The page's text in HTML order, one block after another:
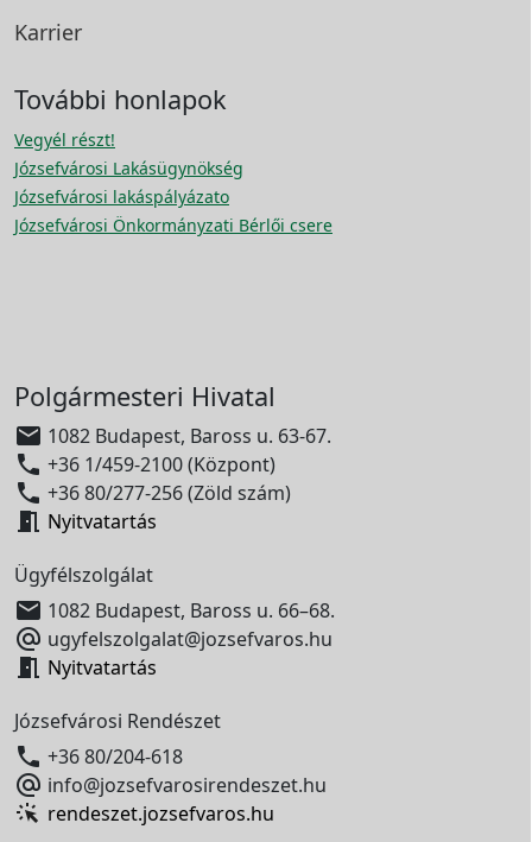
Karrier
További honlapok
Vegyél részt!
Józsefvárosi Lakásügynökség
Józsefvárosi lakáspályázato
Józsefvárosi Önkormányzati Bérlői csere
Polgármesteri Hivatal
 1082 Budapest, Baross u. 63-67.
 +36 1/459-2100 (Központ)
 +36 80/277-256 (Zöld szám)
 Nyitvatartás
Ügyfélszolgálat
 1082 Budapest, Baross u. 66–68.
 ugyfelszolgalat@jozsefvaros.hu
 Nyitvatartás
Józsefvárosi Rendészet
 +36 80/204-618
 info@jozsefvarosirendeszet.hu
rendeszet.jozsefvaros.hu